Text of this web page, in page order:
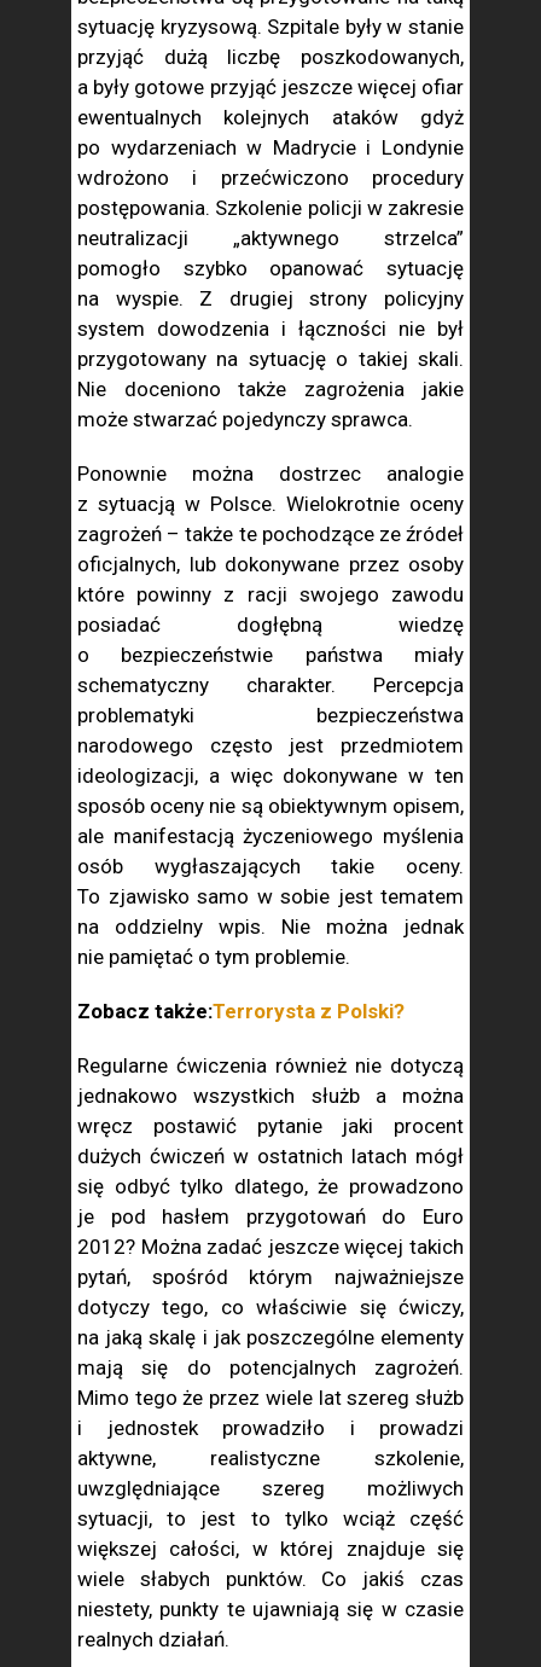
sytuację kryzysową. Szpitale były w stanie
przyjąć dużą liczbę poszkodowanych,
a były gotowe przyjąć jeszcze więcej ofiar
ewentualnych kolejnych ataków gdyż
po wydarzeniach w Madrycie i Londynie
wdrożono i przećwiczono procedury
postępowania. Szkolenie policji w zakresie
neutralizacji „aktywnego strzelca”
pomogło szybko opanować sytuację
na wyspie. Z drugiej strony policyjny
system dowodzenia i łączności nie był
przygotowany na sytuację o takiej skali.
Nie doceniono także zagrożenia jakie
może stwarzać pojedynczy sprawca.
Ponownie można dostrzec analogie
z sytuacją w Polsce. Wielokrotnie oceny
zagrożeń – także te pochodzące ze źródeł
oficjalnych, lub dokonywane przez osoby
które powinny z racji swojego zawodu
posiadać dogłębną wiedzę
o bezpieczeństwie państwa miały
schematyczny charakter. Percepcja
problematyki bezpieczeństwa
narodowego często jest przedmiotem
ideologizacji, a więc dokonywane w ten
sposób oceny nie są obiektywnym opisem,
ale manifestacją życzeniowego myślenia
osób wygłaszających takie oceny.
To zjawisko samo w sobie jest tematem
na oddzielny wpis. Nie można jednak
nie pamiętać o tym problemie.
Zobacz także:Terrorysta z Polski?
Regularne ćwiczenia również nie dotyczą
jednakowo wszystkich służb a można
wręcz postawić pytanie jaki procent
dużych ćwiczeń w ostatnich latach mógł
się odbyć tylko dlatego, że prowadzono
je pod hasłem przygotowań do Euro
2012? Można zadać jeszcze więcej takich
pytań, spośród którym najważniejsze
dotyczy tego, co właściwie się ćwiczy,
na jaką skalę i jak poszczególne elementy
mają się do potencjalnych zagrożeń.
Mimo tego że przez wiele lat szereg służb
i jednostek prowadziło i prowadzi
aktywne, realistyczne szkolenie,
uwzględniające szereg możliwych
sytuacji, to jest to tylko wciąż część
większej całości, w której znajduje się
wiele słabych punktów. Co jakiś czas
niestety, punkty te ujawniają się w czasie
realnych działań.